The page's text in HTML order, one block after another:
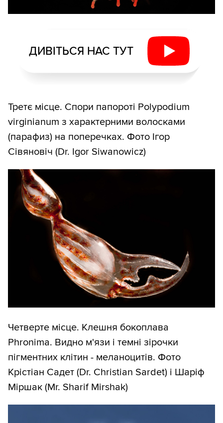
ДИВІТЬСЯ НАС ТУТ
Третє місце. Спори папороті Polypodium
virginianum з характерними волосками
(парафиз) на поперечках. Фото Ігор
Сівяновіч (Dr. Igor Siwanowicz)
Четверте місце. Клешня бокоплава
Phronima. Видно м'язи і темні зірочки
пігментних клітин - меланоцитів. Фото
Крістіан Садет (Dr. Christian Sardet) і Шаріф
Міршак (Mr. Sharif Mirshak)